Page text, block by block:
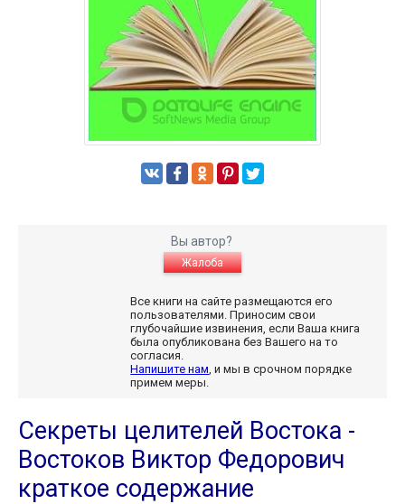
Вы автор?
Жалоба
Все книги на сайте размещаются его
пользователями. Приносим свои
глубочайшие извинения, если Ваша книга
была опубликована без Вашего на то
согласия.
Напишите нам, и мы в срочном порядке
примем меры.
Секреты целителей Востока -
Востоков Виктор Федорович
краткое содержание